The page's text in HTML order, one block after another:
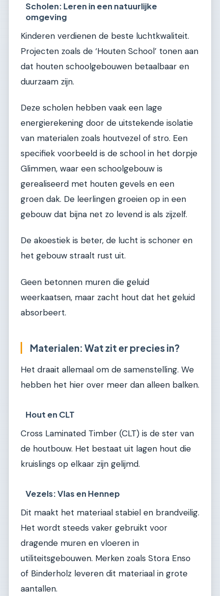
Scholen: Leren in een natuurlijke
omgeving
Kinderen verdienen de beste luchtkwaliteit.
Projecten zoals de ‘Houten School’ tonen aan
dat houten schoolgebouwen betaalbaar en
duurzaam zijn.
Deze scholen hebben vaak een lage
energierekening door de uitstekende isolatie
van materialen zoals houtvezel of stro. Een
specifiek voorbeeld is de school in het dorpje
Glimmen, waar een schoolgebouw is
gerealiseerd met houten gevels en een
groen dak. De leerlingen groeien op in een
gebouw dat bijna net zo levend is als zijzelf.
De akoestiek is beter, de lucht is schoner en
het gebouw straalt rust uit.
Geen betonnen muren die geluid
weerkaatsen, maar zacht hout dat het geluid
absorbeert.
Materialen: Wat zit er precies in?
Het draait allemaal om de samenstelling. We
hebben het hier over meer dan alleen balken.
Hout en CLT
Cross Laminated Timber (CLT) is de ster van
de houtbouw. Het bestaat uit lagen hout die
kruislings op elkaar zijn gelijmd.
Vezels: Vlas en Hennep
Dit maakt het materiaal stabiel en brandveilig.
Het wordt steeds vaker gebruikt voor
dragende muren en vloeren in
utiliteitsgebouwen. Merken zoals Stora Enso
of Binderholz leveren dit materiaal in grote
aantallen.